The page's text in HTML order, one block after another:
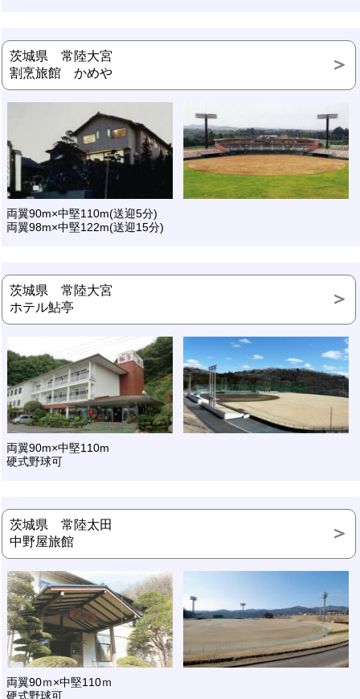
茨城県 常陸大宮
割烹旅館 かめや
両翼90m×中堅110m(送迎5分)
両翼98m×中堅122m(送迎15分)
茨城県 常陸大宮
ホテル鮎亭
両翼90m×中堅110m
硬式野球可
茨城県 常陸太田
中野屋旅館
両翼90ｍ×中堅110ｍ
硬式野球可